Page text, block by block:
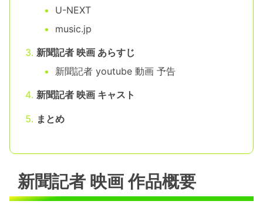
U-NEXT
music.jp
新聞記者 映画 あらすじ
新聞記者 youtube 動画 予告
新聞記者 映画 キャスト
まとめ
新聞記者 映画 作品概要